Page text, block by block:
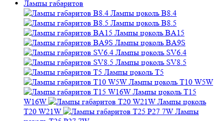
Лампы габаритов
Лампы цоколь B8.4
Лампы цоколь B8.5
Лампы цоколь BA15
Лампы цоколь BA9S
Лампы цоколь SV6.4
Лампы цоколь SV8.5
Лампы цоколь T5
Лампы цоколь T10 W5W
Лампы цоколь T15
W16W
Лампы цоколь
T20 W21W
Лампы